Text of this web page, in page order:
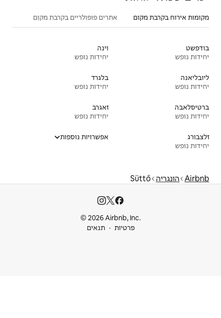
אתרים פופולריים בקרבת מקום
וינה
יחידות נופש
בלגרד
יחידות נופש
זאגרב
יחידות נופש
אפשרויות נוספות